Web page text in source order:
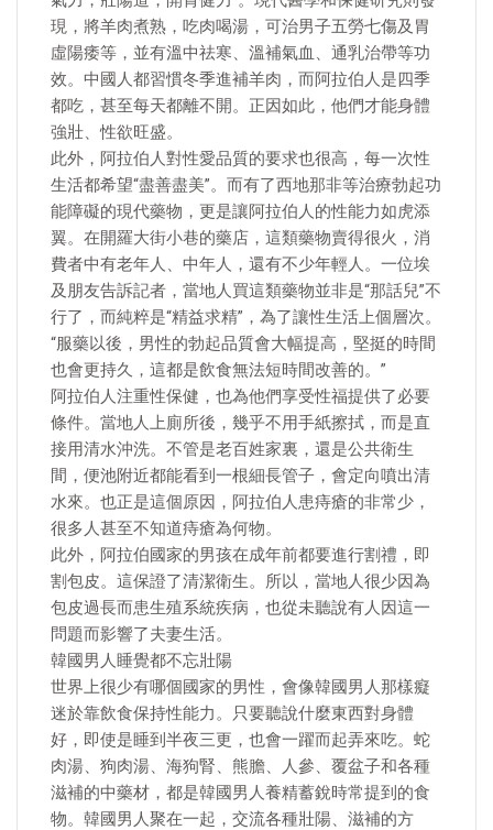
現，將羊肉煮熟，吃肉喝湯，可治男子五勞七傷及胃
虛陽痿等，並有溫中祛寒、溫補氣血、通乳治帶等功
效。中國人都習慣冬季進補羊肉，而阿拉伯人是四季
都吃，甚至每天都離不開。正因如此，他們才能身體
強壯、性欲旺盛。
此外，阿拉伯人對性愛品質的要求也很高，每一次性
生活都希望“盡善盡美”。而有了西地那非等治療勃起功
能障礙的現代藥物，更是讓阿拉伯人的性能力如虎添
翼。在開羅大街小巷的藥店，這類藥物賣得很火，消
費者中有老年人、中年人，還有不少年輕人。一位埃
及朋友告訴記者，當地人買這類藥物並非是“那話兒”不
行了，而純粹是“精益求精”，為了讓性生活上個層次。
“服藥以後，男性的勃起品質會大幅提高，堅挺的時間
也會更持久，這都是飲食無法短時間改善的。”
阿拉伯人注重性保健，也為他們享受性福提供了必要
條件。當地人上廁所後，幾乎不用手紙擦拭，而是直
接用清水沖洗。不管是老百姓家裏，還是公共衛生
間，便池附近都能看到一根細長管子，會定向噴出清
水來。也正是這個原因，阿拉伯人患痔瘡的非常少，
很多人甚至不知道痔瘡為何物。
此外，阿拉伯國家的男孩在成年前都要進行割禮，即
割包皮。這保證了清潔衛生。所以，當地人很少因為
包皮過長而患生殖系統疾病，也從未聽說有人因這一
問題而影響了夫妻生活。
韓國男人睡覺都不忘壯陽
世界上很少有哪個國家的男性，會像韓國男人那樣癡
迷於靠飲食保持性能力。只要聽說什麼東西對身體
好，即使是睡到半夜三更，也會一躍而起弄來吃。蛇
肉湯、狗肉湯、海狗腎、熊膽、人參、覆盆子和各種
滋補的中藥材，都是韓國男人養精蓄銳時常提到的食
物。韓國男人聚在一起，交流各種壯陽、滋補的方